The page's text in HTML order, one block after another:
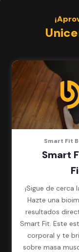
Smart Fit
Smart
¡Sigue de cerca
Hazte una
resultados
Smart Fit. Este
corporal y te
sobre masa